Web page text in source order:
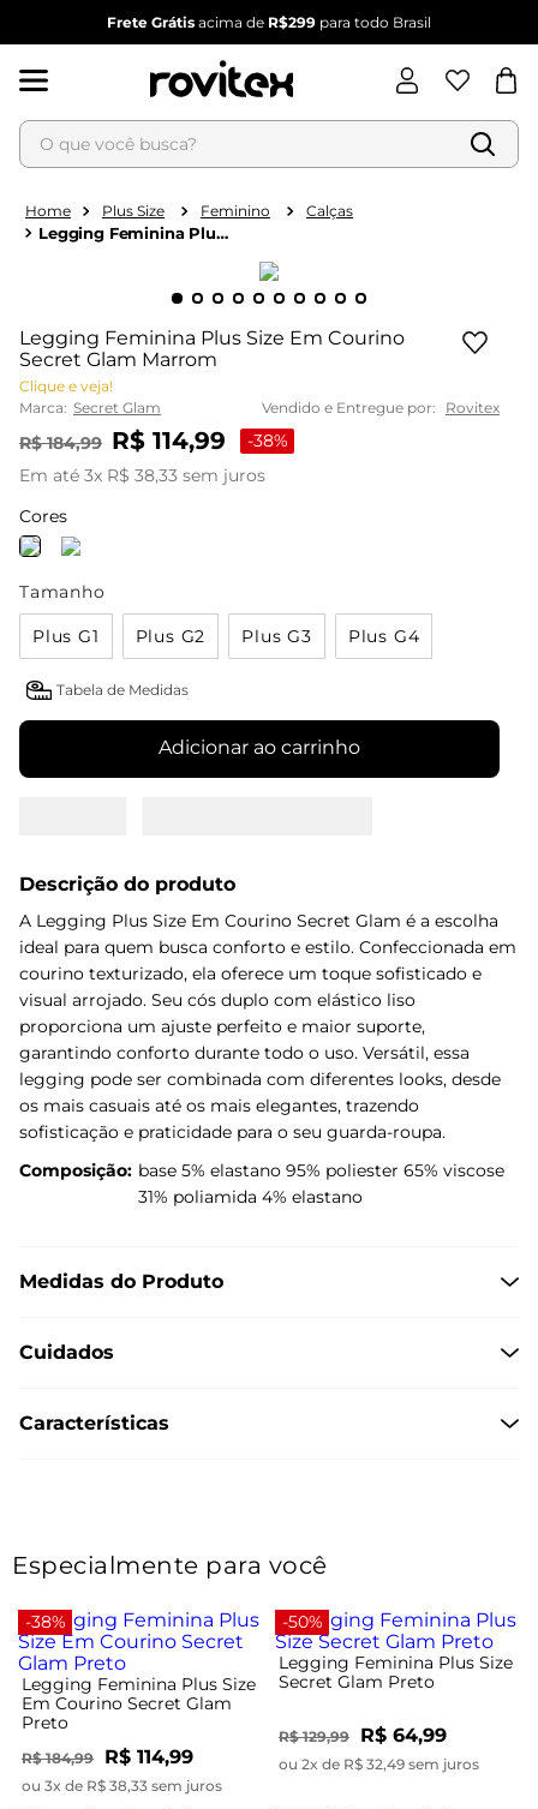
Frete Grátis acima de R$299 para todo Brasil
O que você busca?
Plus Size Feminino Calças
Legging Feminina Plus
Legging Feminina Plus Size Em Courino
Secret Glam Marrom
Clique e veja!
Marca: Secret Glam Vendido e Entregue por: Rovitex
R$ 184,99 R$ 114,99 -38%
Em até 3x R$ 38,33 sem juros
Cores
Tamanho
Plus G1 Plus G2 Plus G3 Plus G4
Tabela de Medidas
Adicionar ao carrinho
Descrição do produto
A Legging Plus Size Em Courino Secret Glam é a escolha
ideal para quem busca conforto e estilo. Confeccionada em
courino texturizado, ela oferece um toque sofisticado e
visual arrojado. Seu cós duplo com elástico liso
proporciona um ajuste perfeito e maior suporte,
garantindo conforto durante todo o uso. Versátil, essa
legging pode ser combinada com diferentes looks, desde
os mais casuais até os mais elegantes, trazendo
sofisticação e praticidade para o seu guarda-roupa.
Composição: base 5% elastano 95% poliester 65% viscose
31% poliamida 4% elastano
Medidas do Produto
Cuidados
Características
Especialmente para você
-38%
Legging Feminina Plus Size
Em Courino Secret Glam
Preto
R$ 184,99 R$ 114,99
ou 3x de R$ 38,33 sem juros
-50%
Legging Feminina Plus Size
Secret Glam Preto
R$ 129,99 R$ 64,99
ou 2x de R$ 32,49 sem juros
Termos mais buscados
º
blusa feminina
vestido
5º
calça feminina
6º conjunto feminino